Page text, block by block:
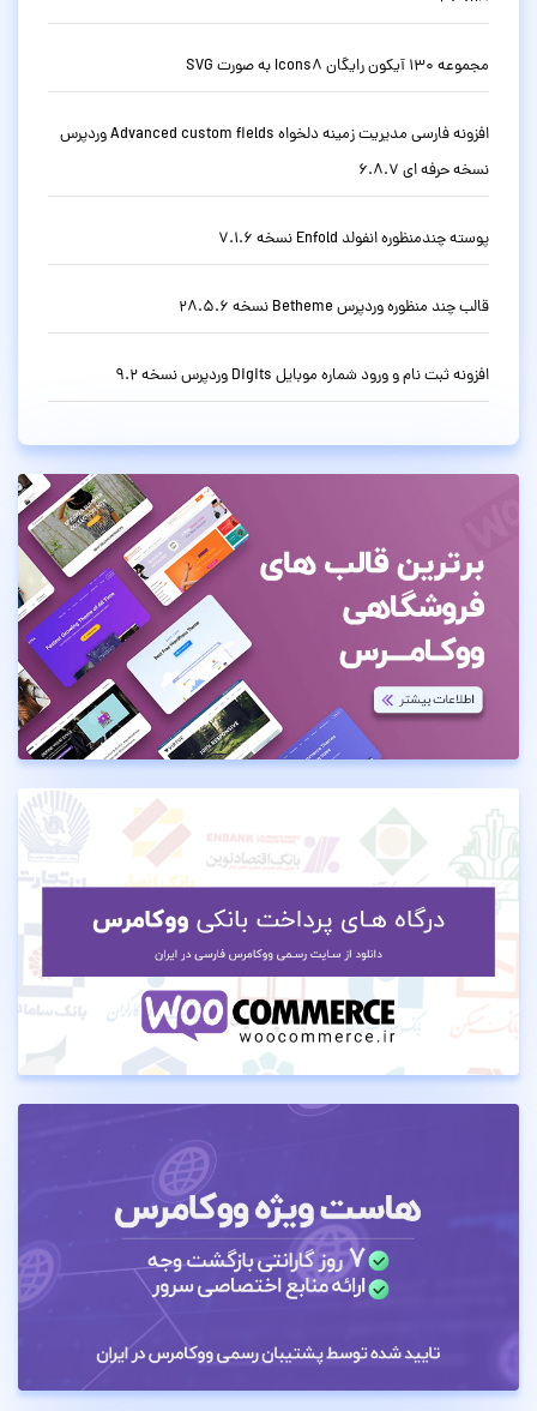
مجموعه 130 آیکون رایگان Icons8 به صورت SVG
افزونه فارسی مدیریت زمینه دلخواه Advanced custom fields وردپرس
نسخه حرفه ای 6.8.7
پوسته چندمنظوره انفولد Enfold نسخه 7.1.6
قالب چند منظوره وردپرس Betheme نسخه 28.5.6
افزونه ثبت نام و ورود شماره موبایل Digits وردپرس نسخه 9.2